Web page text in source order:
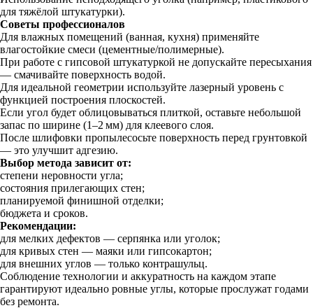
для тяжёлой штукатурки).
Советы профессионалов
Для влажных помещений (ванная, кухня) применяйте
влагостойкие смеси (цементные/полимерные).
При работе с гипсовой штукатуркой не допускайте пересыхания
— смачивайте поверхность водой.
Для идеальной геометрии используйте лазерный уровень с
функцией построения плоскостей.
Если угол будет облицовываться плиткой, оставьте небольшой
запас по ширине (1–2 мм) для клеевого слоя.
После шлифовки пропылесосьте поверхность перед грунтовкой
— это улучшит адгезию.
Выбор метода зависит от:
степени неровности угла;
состояния прилегающих стен;
планируемой финишной отделки;
бюджета и сроков.
Рекомендации:
для мелких дефектов — серпянка или уголок;
для кривых стен — маяки или гипсокартон;
для внешних углов — только контрашульц.
Соблюдение технологии и аккуратность на каждом этапе
гарантируют идеально ровные углы, которые прослужат годами
без ремонта.